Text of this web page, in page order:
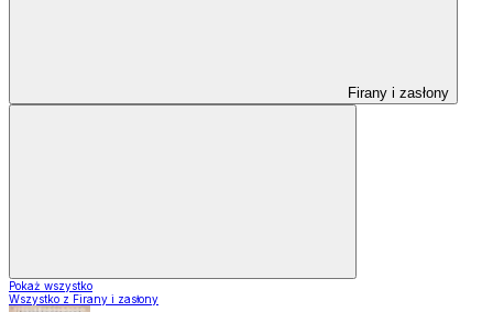
Firany i zasłony
Pokaż wszystko
Wszystko z Firany i zasłony